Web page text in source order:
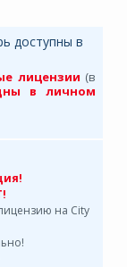
доступны в
лицензии (в
в личном
на City